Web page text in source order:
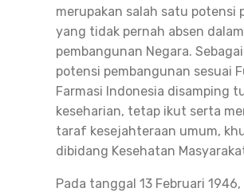
merupakan salah satu potensi
yang tidak pernah absen
pembangunan Negara.
potensi pembangunan sesuai
Farmasi Indonesia disamping
keseharian, tetap ikut serta
taraf kesejahteraan umum,
dibidang Kesehatan
Pada tanggal 13 Februari